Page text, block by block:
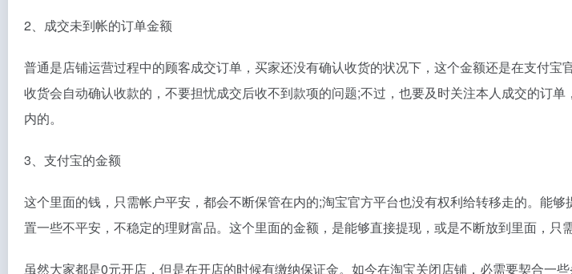
2、成交未到帐的订单金额
普通是店铺运营过程中的顾客成交订单，买家还没有确认收货的状况下，这个金额还是在支付
收货会自动确认收款的，不要担忧成交后收不到款项的问题;不过，也要及时关注本人成交的订
内的。
3、支付宝的金额
这个里面的钱，只需帐户平安，都会不断保管在内的;淘宝官方平台也没有权利给转移走的。能
置一些不平安，不稳定的理财富品。这个里面的金额，是能够直接提现，或是不断放到里面，只
虽然大家都是0元开店，但是在开店的时候有缴纳保证金。如今在淘宝关闭店铺，必需要契合一